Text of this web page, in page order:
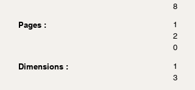
8
Pages :
1
2
0
Dimensions :
1
3